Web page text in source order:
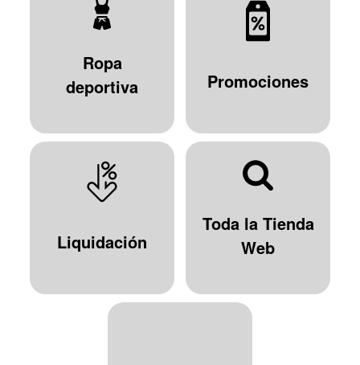
Ropa
deportiva
Promociones
Liquidación
Toda la Tienda
Web